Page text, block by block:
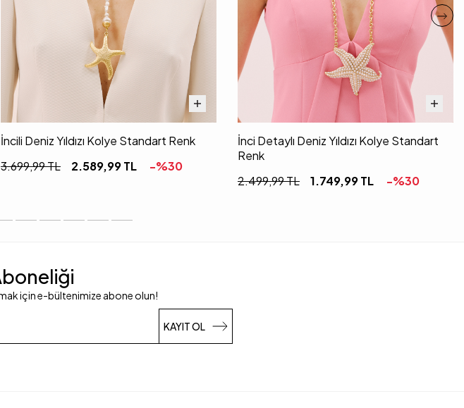
İncili Deniz Yıldızı Kolye Standart Renk
3.699,99TL 2.589,99TL -%30
İnci Detaylı Deniz Yıldızı Kolye Standart
Renk
2.499,99TL 1.749,99TL -%30
için e-bültenimize abone olun!
KAYIT OL